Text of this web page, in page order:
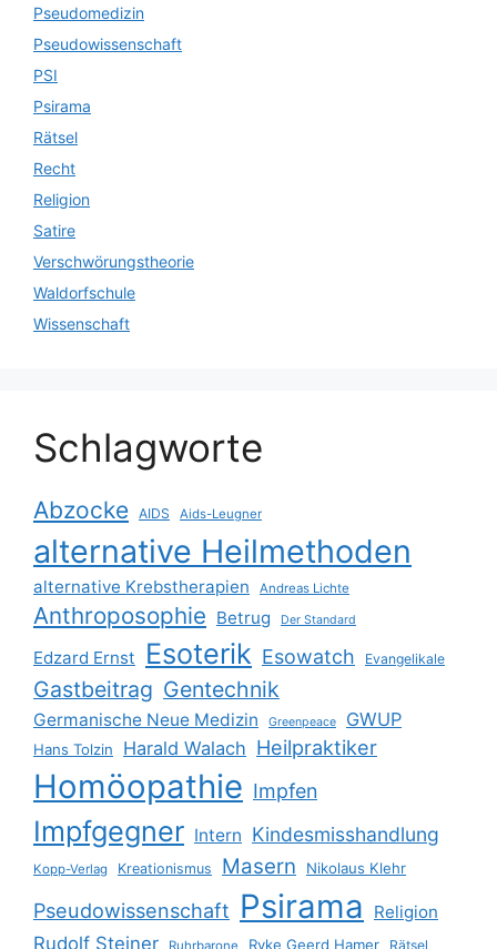
Pseudomedizin
Pseudowissenschaft
PSI
Psirama
Rätsel
Recht
Religion
Satire
Verschwörungstheorie
Waldorfschule
Wissenschaft
Schlagworte
Abzocke AIDS Aids-Leugner
alternative Heilmethoden
alternative Krebstherapien Andreas Lichte
Anthroposophie Betrug Der Standard
Edzard Ernst Esoterik Esowatch Evangelikale
Gastbeitrag Gentechnik
Germanische Neue Medizin Greenpeace GWUP
Hans Tolzin Harald Walach Heilpraktiker
Homöopathie Impfen
Impfgegner Intern Kindesmisshandlung
Kopp-Verlag Kreationismus Masern Nikolaus Klehr
Pseudowissenschaft Psirama Religion
Rudolf Steiner Ruhrbarone Ryke Geerd Hamer Rätsel